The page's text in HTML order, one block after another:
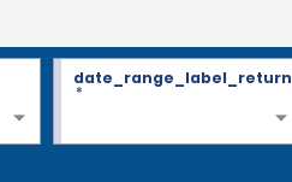
date_range_label_return
*